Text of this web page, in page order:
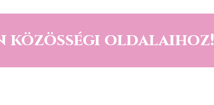
közösségi oldalaihoz!